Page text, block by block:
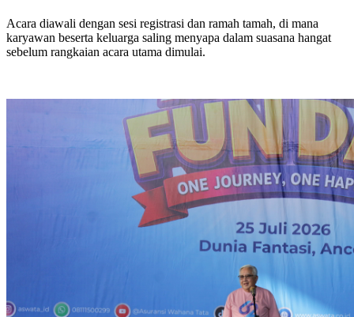
Acara diawali dengan sesi registrasi dan ramah tamah, di mana
karyawan beserta keluarga saling menyapa dalam suasana hangat
sebelum rangkaian acara utama dimulai.